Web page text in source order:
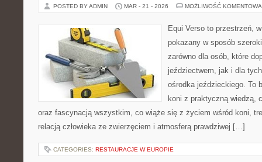
POSTED BY ADMIN MAR - 21 - 2026 MOŻLIWOŚĆ
Equi Verso to przestrzeń,
pokazany w sposób
zarówno dla osób, które
jeździectwem, jak i dla
ośrodka jeździeckiego. To
koni z praktyczną wiedzą,
oraz fascynacją wszystkim, co wiąże się z życiem wśród koni,
relacją człowieka ze zwierzęciem i atmosferą prawdziwej […]
CATEGORIES: RESTAURACJE W EUROPIE